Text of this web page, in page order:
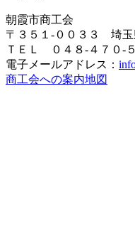
朝霞市商工会
〒３５１-００３３ 埼玉
ＴＥＬ ０４８-４７
電子メールアドレス：
商工会への案内地図